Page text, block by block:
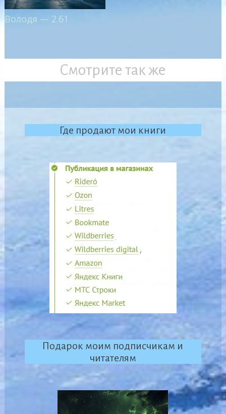
Володя — 2.61
Смотрите так же
Где продают мои книги
Подарок моим подписчикам и
читателям